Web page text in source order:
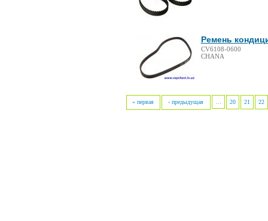
Ремень
CV6108-0600
CHANA
« первая ‹ предыдущая 20 21 22